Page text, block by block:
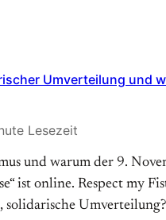
Umverteilung und
Lesezeit
und warum der 9.
ist online. Respect my
solidarische